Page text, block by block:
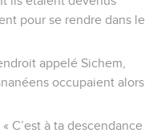
pour se rendre dans le
appelé Sichem,
occupaient alors
C’est à ta descendance